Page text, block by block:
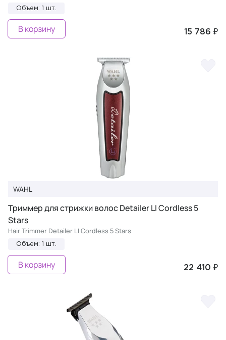
Объем: 1 шт.
15 786 ₽
В корзину
WAHL
Триммер для стрижки волос Detailer LI Cordless 5
Stars
Hair Trimmer Detailer LI Cordless 5 Stars
Объем: 1 шт.
22 410 ₽
В корзину